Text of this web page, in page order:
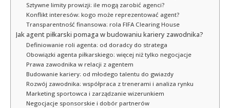
Sztywne limity prowizji: ile mogą zarobić agenci?
Konflikt interesów: kogo może reprezentować agent?
Transparentność finansowa: rola FIFA Clearing House
Jak agent piłkarski pomaga w budowaniu kariery zawodnika?
Definiowanie roli agenta: od doradcy do stratega
Obowiązki agenta piłkarskiego: więcej niż tylko negocjacje
Prawa zawodnika w relacji z agentem
Budowanie kariery: od młodego talentu do gwiazdy
Rozwój zawodnika: współpraca z trenerami i analiza rynku
Marketing sportowca i zarządzanie wizerunkiem
Negocjacje sponsorskie i dobór partnerów